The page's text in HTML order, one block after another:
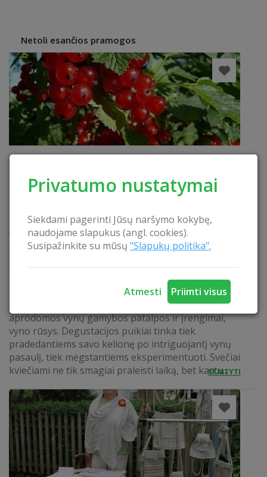
Privatumo nustatymai
Siekdami pagerinti Jūsų naršymo kokybę,
naudojame slapukus (angl. cookies).
Susipažinkite su mūsų "Slapukų politika".
Atmesti Priimti visus
Netoli esančios pramogos
VYNO KELIAS
Vyno ūkyje organizuojamos degustacijos, kurias
veda pats sodybos šeimininkas. Degustacijų metų
lankytojai supažindinami su gaminamais tautinio
paveldo statusą turinčiais vynais, papasakojama
apie vynų kultūrą, tradicijas, gaminimo procesus,
aprodomos vynų gamybos patalpos ir įrengimai,
vyno rūsys. Degustacijos puikiai tinka tiek
pradedantiems savo kelionę po intriguojantį vynų
pasaulį, tiek mėgstantiems eksperimentuoti. Svečiai
kviečiami ne tik smagiai praleisti laiką, bet kartu...
SKAITYTI